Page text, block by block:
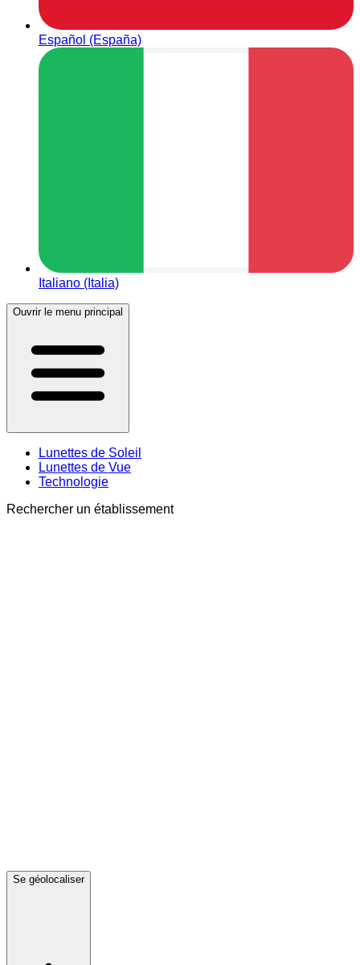
Español (España)
Italiano (Italia)
Ouvrir le menu principal
Lunettes de Soleil
Lunettes de Vue
Technologie
Rechercher un établissement
Se géolocaliser